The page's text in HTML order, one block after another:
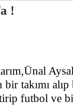
!
takımı
futbol ve